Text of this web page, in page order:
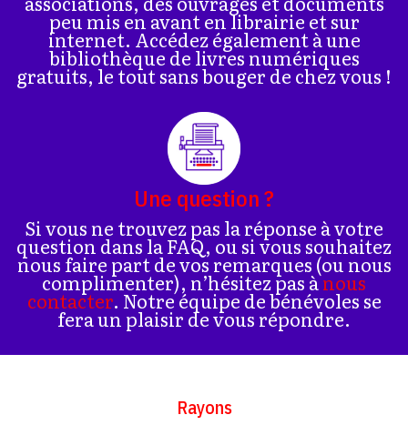
peu mis en avant en librairie et sur
internet. Accédez également à une
bibliothèque de livres numériques
gratuits, le tout sans bouger de chez vous !
Une question ?
Si vous ne trouvez pas la réponse à votre
question dans la FAQ, ou si vous souhaitez
nous faire part de vos remarques (ou nous
complimenter), n’hésitez pas ànous
contacter. Notre équipe de bénévoles se
fera un plaisir de vous répondre.
Rayons